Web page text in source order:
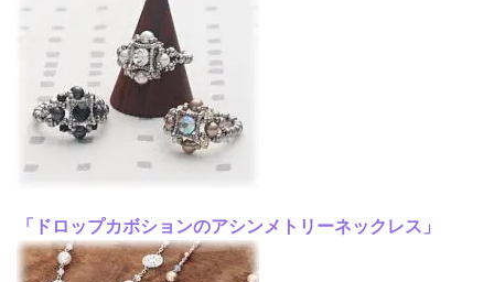
「ドロップカボションのアシンメトリーネックレス」